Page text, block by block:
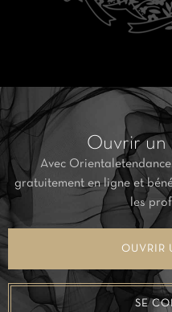
Ouvrir un
Avec
gratuitement en ligne et
les
OUVRIR
SE